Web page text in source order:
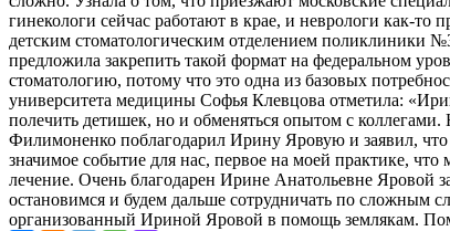
гинекологи сейчас работают в крае, и неврологи как-
детским стоматологическим отделением поликлиники
предложила закрепить такой формат на федеральном
стоматологию, потому что это одна из базовых
университета медицины Софья Клевцова отметила:
полечить детишек, но и обменяться опытом с
Филимоненко поблагодарил Ирину Яровую и заявил,
значимое событие для нас, первое на моей практике,
лечение. Очень благодарен Ирине Анатольевне Яровой
остановимся и будем дальше сотрудничать по
организованный Ириной Яровой в помощь землякам.